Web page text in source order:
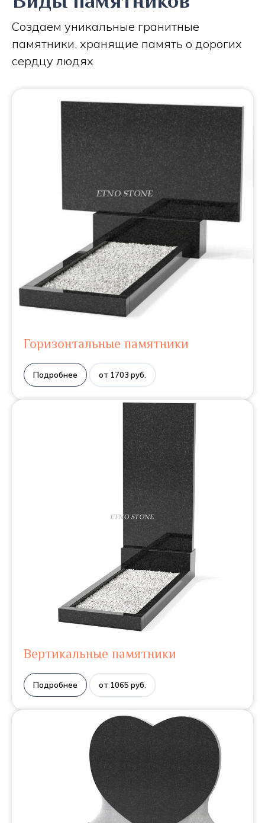
Создаем уникальные гранитные
памятники, хранящие память о дорогих
сердцу людях
Горизонтальные памятники
Подробнее от 1703 руб.
Вертикальные памятники
Подробнее от 1065 руб.